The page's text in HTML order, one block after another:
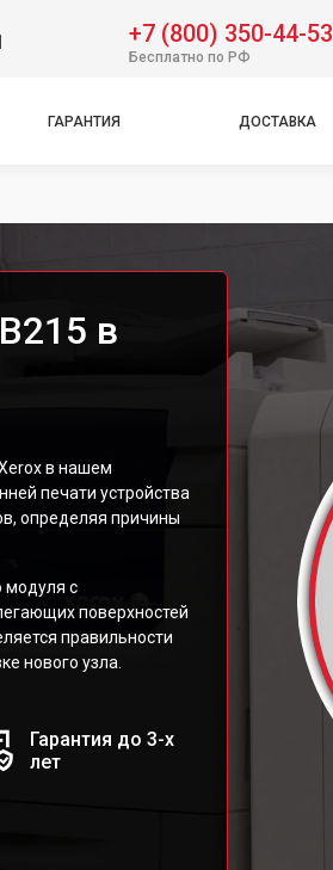
+7 (800) 350-44-53
Бесплатно по РФ
ГАРАНТИЯ ДОСТАВКА
в
в нашем
печати устройства
определяя причины
модуля с
поверхностей
правильности
нового узла.
Гарантия до 3-х
лет